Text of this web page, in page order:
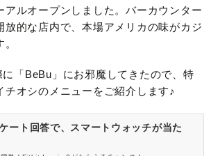
アルオープンしました。バーカウンター
放的な店内で、本場アメリカの味がカジ
「BeBu」にお邪魔してきたので、特
チオシのメニューをご紹介します♪
ート回答で、スマートウォッチが当た